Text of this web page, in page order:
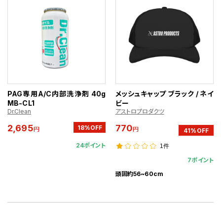
PAG専用A/C内部洗浄剤 40g
MB-CL1
Dr.Clean
2,695円 18%OFF
24ポイント
メッシュキャップ ブラック / ネイ
ビー
アストロプロダクツ
770円 41%OFF
1件
7ポイント
頭囲約56~60cm